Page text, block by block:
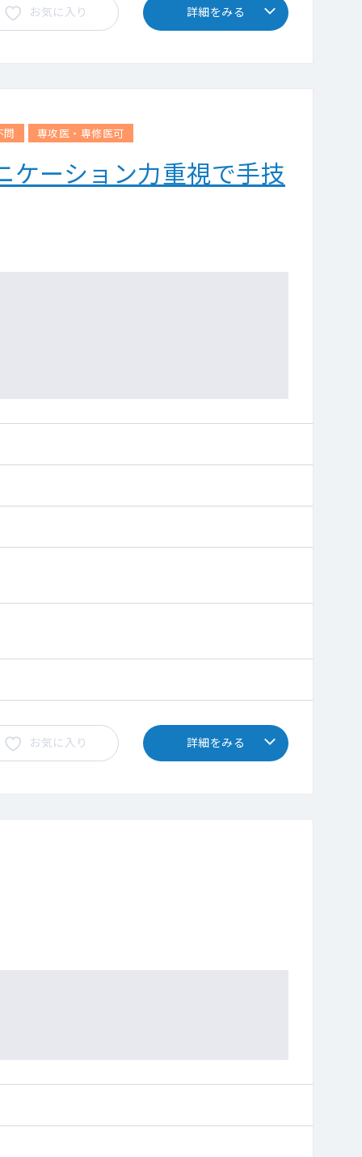
お気に入り 詳細をみる
問 専攻医・専修医可
ケーション力重視で手技
お気に入り 詳細をみる